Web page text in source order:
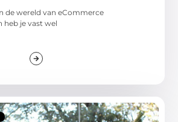
de wereld van eCommerce
heb je vast wel